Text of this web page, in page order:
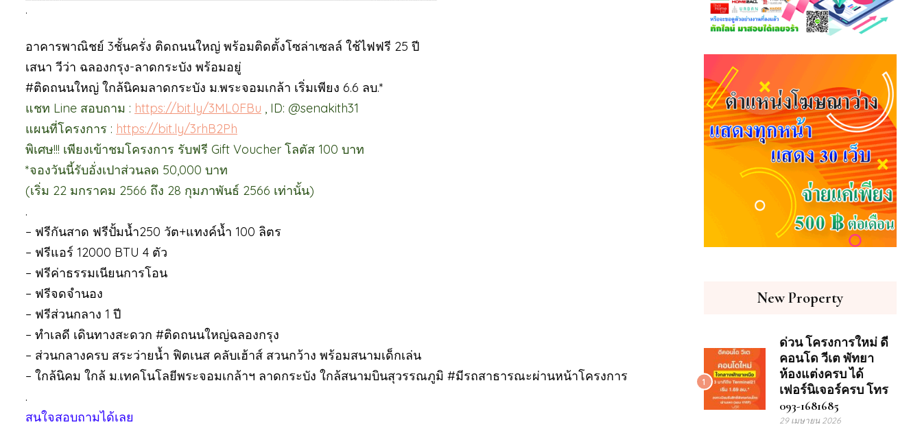
.
อาคารพาณิชย์ 3ชั้นครั่ง ติดถนนใหญ่ พร้อมติดตั้งโซล่าเซลล์ ใช้ไฟฟรี 25 ปี
เสนา วีว่า ฉลองกรุง-ลาดกระบัง พร้อมอยู่
#ติดถนนใหญ่ ใกล้นิคมลาดกระบัง ม.พระจอมเกล้า เริ่มเพียง 6.6 ลบ.*
แชท Line สอบถาม : https://bit.ly/3ML0FBu , ID: @senakith31
แผนที่โครงการ : https://bit.ly/3rhB2Ph
พิเศษ!!! เพียงเข้าชมโครงการ รับฟรี Gift Voucher โลตัส 100 บาท
*จองวันนี้รับอั่งเปาส่วนลด 50,000 บาท
(เริ่ม 22 มกราคม 2566 ถึง 28 กุมภาพันธ์ 2566 เท่านั้น)
.
– ฟรีกันสาด ฟรีปั้มน้ำ250 วัต+แทงค์น้ำ 100 ลิตร
– ฟรีแอร์ 12000 BTU 4 ตัว
– ฟรีค่าธรรมเนียนการโอน
– ฟรีจดจำนอง
– ฟรีส่วนกลาง 1 ปี
– ทำเลดี เดินทางสะดวก #ติดถนนใหญ่ฉลองกรุง
– ส่วนกลางครบ สระว่ายน้ำ ฟิตเนส คลับเฮ้าส์ สวนกว้าง พร้อมสนามเด็กเล่น
– ใกล้นิคม ใกล้ ม.เทคโนโลยีพระจอมเกล้าฯ ลาดกระบัง ใกล้สนามบินสุวรรณภูมิ #มีรถสาธารณะผ่านหน้าโครงการ
.
สนใจสอบถามได้เลย
New Property
1
ด่วน โครงการใหม่ ดี
คอนโด วีเต พัทยา
ห้องแต่งครบ ได้
เฟอร์นิเจอร์ครบ โทร
093-1681685
29 เมษายน 2026